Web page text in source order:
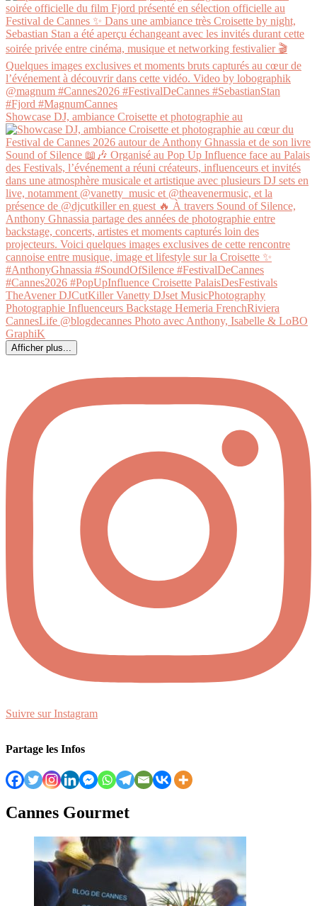
Showcase DJ, ambiance Croisette et photographie au
Afficher plus...
Suivre sur Instagram
Partage les Infos
Cannes Gourmet